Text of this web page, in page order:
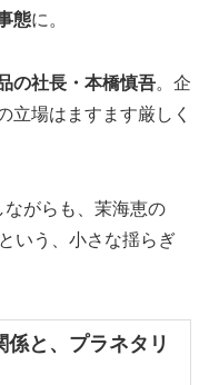
態に。
の社長・本橋慎吾。企
立場はますます厳しく
がらも、茉海恵の
いう、小さな揺らぎ
係と、プラネタリ